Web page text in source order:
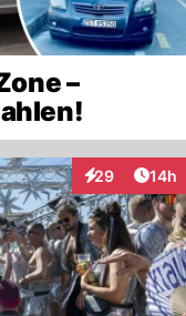
–
29
Interaktionen
14h